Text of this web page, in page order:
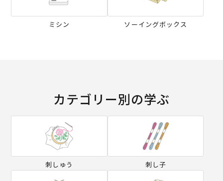
ミシン ソーイングボックス
カテゴリー別の学ぶ
刺しゅう 刺し子